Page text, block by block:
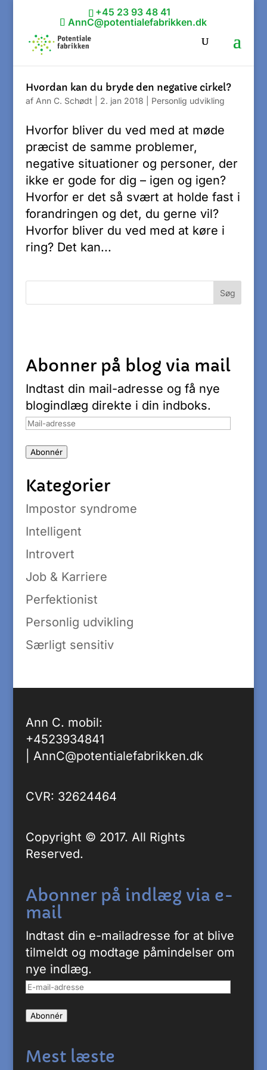
+45 23 93 48 41
AnnC@potentialefabrikken.dk
Hvordan kan du bryde den negative cirkel?
af Ann C. Schødt 2. jan 2018 Personlig udvikling
Hvorfor bliver du ved med at møde
præcist de samme problemer,
negative situationer og personer, der
ikke er gode for dig – igen og igen?
Hvorfor er det så svært at holde fast i
forandringen og det, du gerne vil?
Hvorfor bliver du ved med at køre i
ring? Det kan...
Abonner på blog via mail
Indtast din mail-adresse og få nye
blogindlæg direkte i din indboks.
Mail-
Abonnér
Kategorier
Impostor syndrome
Intelligent
Introvert
Job & Karriere
Perfektionist
Personlig udvikling
Særligt sensitiv
Ann C. mobil:
+4523934841
AnnC@potentialefabrikken.dk
CVR: 32624464
Copyright © 2017. All Rights
Reserved.
Abonner på indlæg via e-
mail
Indtast din e-mailadresse for at blive
tilmeldt og modtage påmindelser om
nye indlæg.
E-
adresse
Abonnér
Mest læste